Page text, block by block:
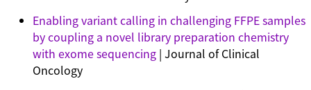
Enabling variant calling in challenging FFPE samples
by coupling a novel library preparation chemistry
with exome sequencing | Journal of Clinical
Oncology